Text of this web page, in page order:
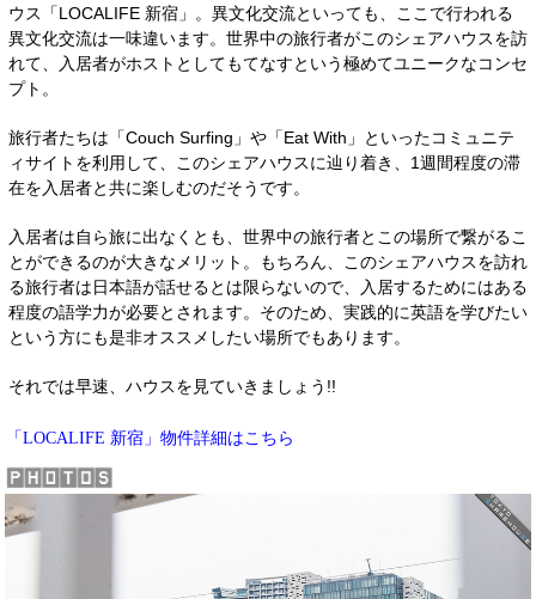
ウス「LOCALIFE 新宿」。異文化交流といっても、ここで行われる
異文化交流は一味違います。世界中の旅行者がこのシェアハウスを訪
れて、入居者がホストとしてもてなすという極めてユニークなコンセ
プト。
旅行者たちは「Couch Surfing」や「Eat With」といったコミュニテ
ィサイトを利用して、このシェアハウスに辿り着き、1週間程度の滞
在を入居者と共に楽しむのだそうです。
入居者は自ら旅に出なくとも、世界中の旅行者とこの場所で繋がるこ
とができるのが大きなメリット。もちろん、このシェアハウスを訪れ
る旅行者は日本語が話せるとは限らないので、入居するためにはある
程度の語学力が必要とされます。そのため、実践的に英語を学びたい
という方にも是非オススメしたい場所でもあります。
それでは早速、ハウスを見ていきましょう!!
「LOCALIFE 新宿」 物件詳細はこちら